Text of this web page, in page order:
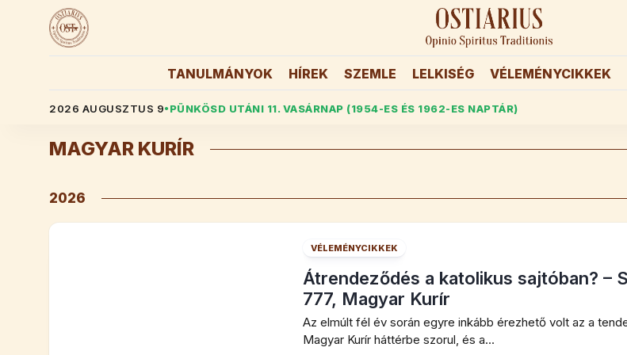
TANULMÁNYOK HÍREK SZEMLE LELKISÉG VÉLEMÉNYCIKKEK
2026 AUGUSZTUS 9● PÜNKÖSD UTÁNI 11. VASÁRNAP (1954-ES ÉS 1962-ES NAPTÁR)
MAGYAR KURÍR
2026
VÉLEMÉNYCIKKEK
Átrendeződés a katolikus sajtóban? –
777, Magyar Kurír
Az elmúlt fél év során egyre inkább érezhető volt az a
Magyar Kurír háttérbe szorul, és a...